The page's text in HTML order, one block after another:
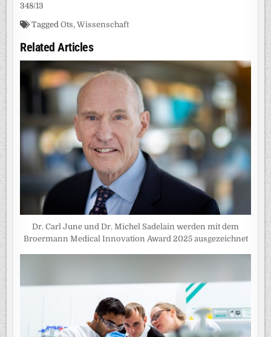
348/13
TaggedOts,Wissenschaft
Related Articles
Dr. Carl June und Dr. Michel Sadelain werden mit dem
Broermann Medical Innovation Award 2025 ausgezeichnet